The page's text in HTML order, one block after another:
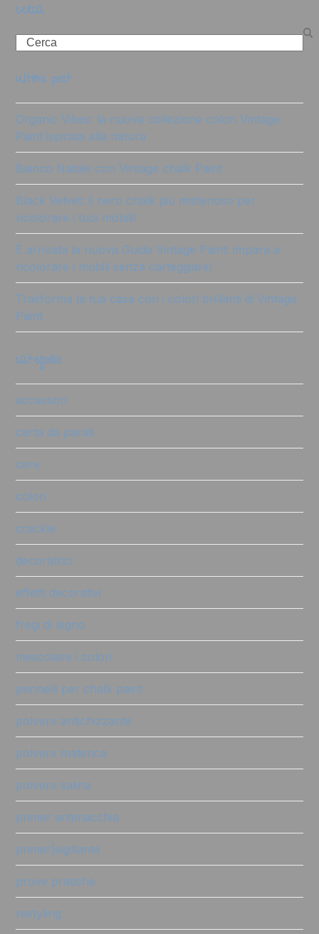
cerca
Search
ultimi post
Organic Vibes: la nuova collezione colori Vintage
Paint ispirata alla natura
Bianco Natale con Vintage chalk Paint
Black Velvet: il nero chalk più misterioso per
ricolorare i tuoi mobili!
È arrivata la nuova Guida Vintage Paint: impara a
ricolorare i mobili senza carteggiare!
Trasforma la tua casa con i colori brillanti di Vintage
Paint
categorie
accessori
carta da parati
cere
colori
crackle
decoratrici
effetti decorativi
fregi di legno
mescolare i colori
pennelli per chalk paint
polvere antichizzante
polvere materica
polvere salina
primer antimacchia
primer|sigillante
prove pratiche
restyling